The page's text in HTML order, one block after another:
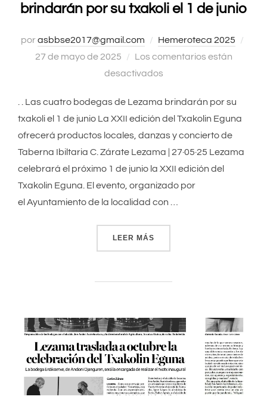
brindarán por su txakoli el 1 de junio
porasbbse2017@gmail.com Hemeroteca 2025
27 de mayo de 2025
Los comentarios están
desactivados
. . Las cuatro bodegas de Lezama brindarán por su
txakoli el 1 de junio La XXII edición del Txakolin Eguna
ofrecerá productos locales, danzas y concierto de
Taberna Ibiltaria C. Zárate Lezama | 27·05·25 Lezama
celebrará el próximo 1 de junio la XXII edición del
Txakolin Eguna. El evento, organizado por
el Ayuntamiento de la localidad con …
LEER MÁS